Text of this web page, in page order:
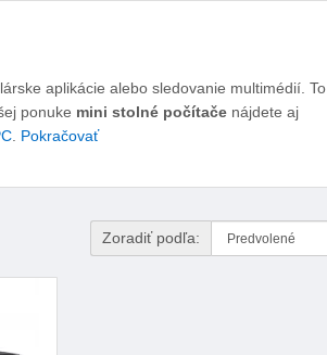
aplikácie alebo sledovanie multimédií. To
ponuke mini stolné počítačenájdete aj
. Pokračovať
Zoradiť podľa: